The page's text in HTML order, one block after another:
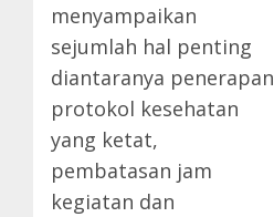
menyampaikan
sejumlah hal penting
diantaranya penerapan
protokol kesehatan
yang ketat,
pembatasan jam
kegiatan dan